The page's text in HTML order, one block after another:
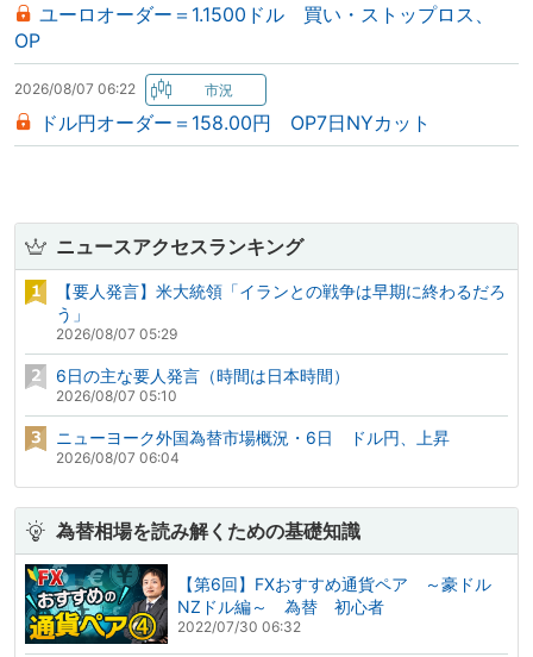
ユーロオーダー＝1.1500ドル 買い・ストップロス、
OP
2026/08/07 06:22
ドル円オーダー＝158.00円 OP7日NYカット
ニュースアクセスランキング
【要人発言】米大統領「イランとの戦争は早期に終わるだろ
う」
2026/08/07 05:29
6日の主な要人発言（時間は日本時間）
2026/08/07 05:10
ニューヨーク外国為替市場概況・6日 ドル円、上昇
2026/08/07 06:04
為替相場を読み解くための基礎知識
【第6回】FXおすすめ通貨ペア ～豪ドル
NZドル編～ 為替 初心者
2022/07/30 06:32